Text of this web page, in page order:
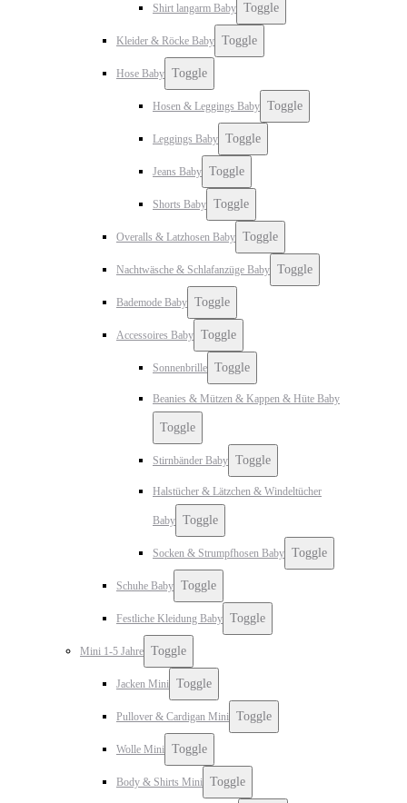
Shirt langarm Baby Toggle
Kleider & Röcke Baby Toggle
Hose Baby Toggle
Hosen & Leggings Baby Toggle
Leggings Baby Toggle
Jeans Baby Toggle
Shorts Baby Toggle
Overalls & Latzhosen Baby Toggle
Nachtwäsche & Schlafanzüge Baby Toggle
Bademode Baby Toggle
Accessoires Baby Toggle
Sonnenbrille Toggle
Beanies & Mützen & Kappen & Hüte Baby
Toggle
Stirnbänder Baby Toggle
Halstücher & Lätzchen & Windeltücher
Baby Toggle
Socken & Strumpfhosen Baby Toggle
Schuhe Baby Toggle
Festliche Kleidung Baby Toggle
Mini 1-5 Jahre Toggle
Jacken Mini Toggle
Pullover & Cardigan Mini Toggle
Wolle Mini Toggle
Body & Shirts Mini Toggle